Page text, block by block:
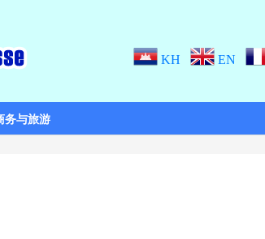
KH EN
务与旅游